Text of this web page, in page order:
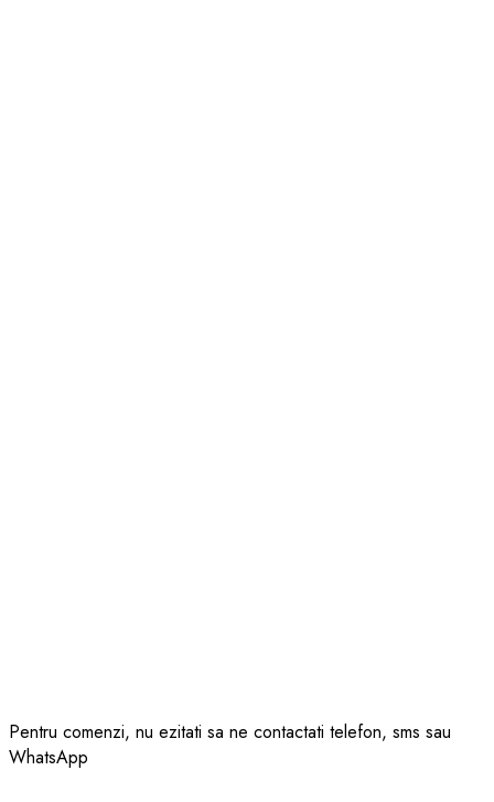
Pentru comenzi, nu ezitati sa ne contactati telefon, sms sau
WhatsApp